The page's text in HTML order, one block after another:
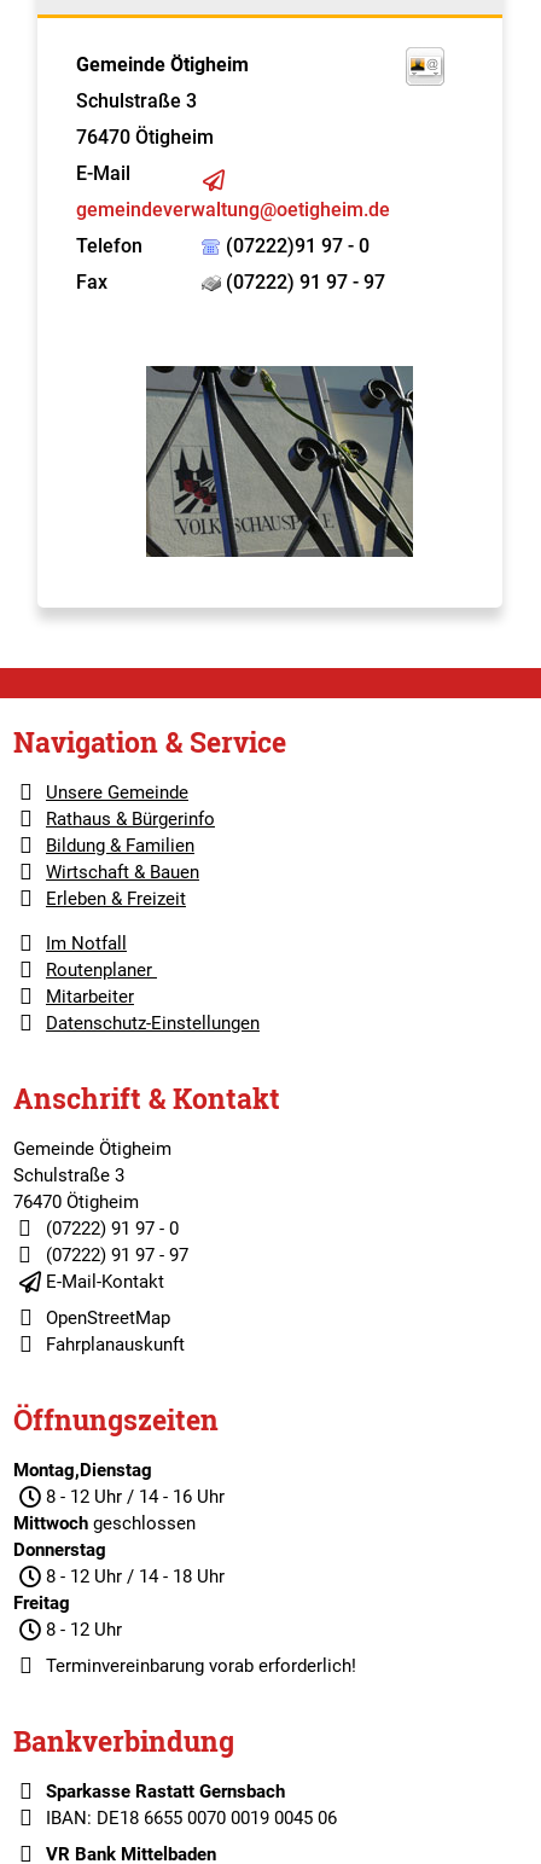
Gemeinde Ötigheim
Schulstraße 3
76470 Ötigheim
E-Mail
gemeindeverwaltung@oetigheim.de
Telefon
(07222)91 97 - 0
Fax
(07222) 91 97 - 97
Navigation & Service
Unsere Gemeinde
Rathaus & Bürgerinfo
Bildung & Familien
Wirtschaft & Bauen
Erleben & Freizeit
Im Notfall
Routenplaner
Mitarbeiter
Datenschutz-Einstellungen
Anschrift & Kontakt
Gemeinde Ötigheim
Schulstraße 3
76470 Ötigheim
(07222) 91 97 - 0
(07222) 91 97 - 97
E-Mail-Kontakt
OpenStreetMap
Fahrplanauskunft
Öffnungszeiten
Montag,Dienstag
8 - 12 Uhr / 14 - 16 Uhr
Mittwochgeschlossen
Donnerstag
8 - 12 Uhr / 14 - 18 Uhr
Freitag
8 - 12 Uhr
Terminvereinbarungvorab erforderlich!
Bankverbindung
Sparkasse Rastatt Gernsbach
IBAN: DE18 6655 0070 0019 0045 06
VR Bank Mittelbaden